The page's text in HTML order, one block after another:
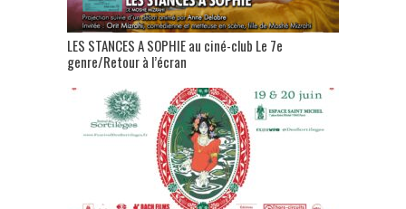
LES STANCES A SOPHIE au ciné-club Le 7e
genre/Retour à l’écran